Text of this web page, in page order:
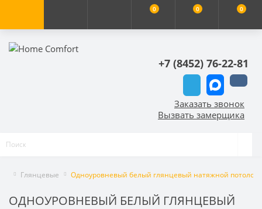
0 0 0
+7 (8452) 76-22-81
Заказать звонок
Вызвать замерщика
Глянцевые Одноуровневый белый глянцевый натяжной потолок
ОДНОУРОВНЕВЫЙ БЕЛЫЙ ГЛЯНЦЕВЫЙ